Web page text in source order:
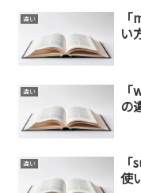
違い
い
違い
の
違い
使